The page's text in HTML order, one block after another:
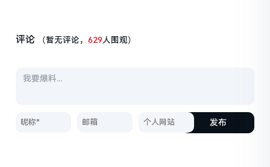
评论 （暂无评论，629人围观）
发布